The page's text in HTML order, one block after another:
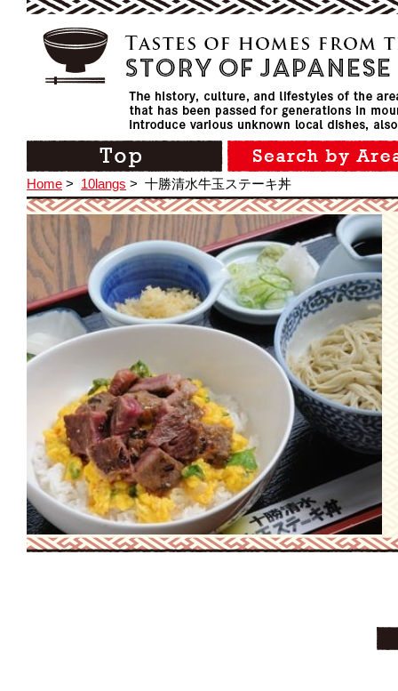
Home > 10langs > 十勝清水牛玉ステーキ丼